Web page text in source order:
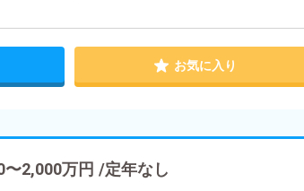
お気に入り
〜2,000万円 /定年なし